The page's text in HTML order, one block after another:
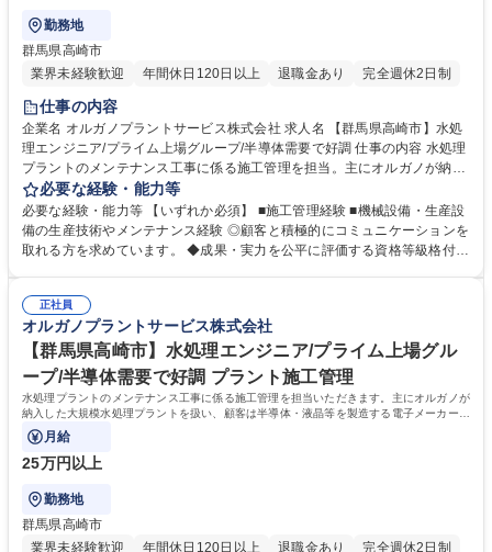
勤務地
群馬県高崎市
業界未経験歓迎
年間休日120日以上 退職金あり 完全週休2日制
仕事の内容
企業名 オルガノプラントサービス株式会社 求人名 【群馬県高崎市】水処
理エンジニア/プライム上場グループ/半導体需要で好調 仕事の内容 水処理
プラントのメンテナンス工事に係る施工管理を担当。主にオルガノが納入
した大規模水処理プラントを扱います。顧客は半導体・液晶等を製造する
電子メーカーや医薬品メーカー、食品メーカー等です。 ◆日本全国の顧客
に迅速な対応を行う為、全国に23ヶ所の出張所を設置し ており、オルガ
ノグループ各社と協力して業務を進めていきます。 【オルガノの技術力】
上げる。当社は「水」に秘められた能力を引き出し、産業と社会の未来を
拓いていきます。※建物の改変を伴う業務は含まない 募集職種 【群馬県
高崎市】水処理エンジニア/プライム上場グループ/半導体需要で好調
必要な経験・能力等
必要な経験・能力等 【いずれか必須】 ■施工管理経験 ■機械設備・生産設
備の生産技術やメンテナンス経験 ◎顧客と積極的にコミュニケーションを
取れる方を求めています。 ◆成果・実力を公平に評価する資格等級格付制
高度経済成長期に普及した全国の多くの上下水道施設が老朽化、更新時期
を迎えています。「水」の能力を引き出すプライム市場上場オルガノグル
ープで、水処理プラントに関する経験を活かして活躍できます。 学歴・資
格 学歴：大学院 大学 高専 短大 専修学校 高校 語学力： 資格：第一種運転
免許普通自動車
正社員
オルガノプラントサービス株式会社
【群馬県高崎市】水処理エンジニア/プライム上場グル
ープ/半導体需要で好調 プラント施工管理
水処理プラントのメンテナンス工事に係る施工管理を担当いただきます。主にオルガノが
納入した大規模水処理プラントを扱い、顧客は半導体・液晶等を製造する電子メーカーや
医薬品メーカー、食品メーカー等です。
月給
25万円以上
勤務地
群馬県高崎市
業界未経験歓迎
年間休日120日以上 退職金あり 完全週休2日制